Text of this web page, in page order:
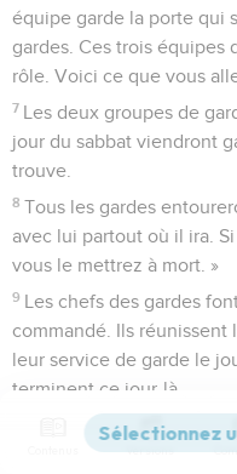
équipe garde la porte qui
gardes. Ces trois équipes
rôle. Voici ce que vous
7 Les deux groupes de
jour du sabbat viendront
trouve.
8 Tous les gardes
avec lui partout où il ira. Si
vous le mettrez à mort. »
9 Les chefs des gardes
commandé. Ils
leur service de garde le
terminent ce jour-là.
Puis ils vont trouver le
lances et les boucliers du
Versions